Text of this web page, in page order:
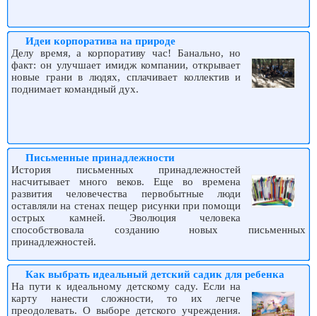
Идеи корпоратива на природе
Делу время, а корпоративу час! Банально, но
факт: он улучшает имидж компании, открывает
новые грани в людях, сплачивает коллектив и
поднимает командный дух.
Письменные принадлежности
История письменных принадлежностей
насчитывает много веков. Еще во времена
развития человечества первобытные люди
оставляли на стенах пещер рисунки при помощи
острых камней. Эволюция человека
способствовала созданию новых письменных
принадлежностей.
Как выбрать идеальный детский садик для ребенка
На пути к идеальному детскому саду. Если на
карту нанести сложности, то их легче
преодолевать. О выборе детского учреждения.